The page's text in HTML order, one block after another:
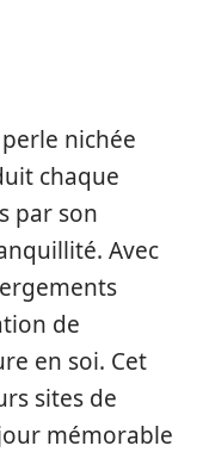
nichée
chaque
par son
Avec
de
en soi. Cet
sites de
mémorable